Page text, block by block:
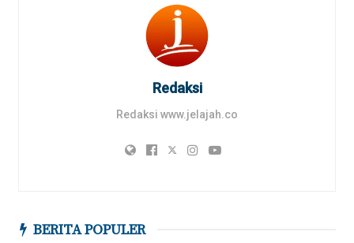
Redaksi
Redaksi www.jelajah.co
BERITA POPULER